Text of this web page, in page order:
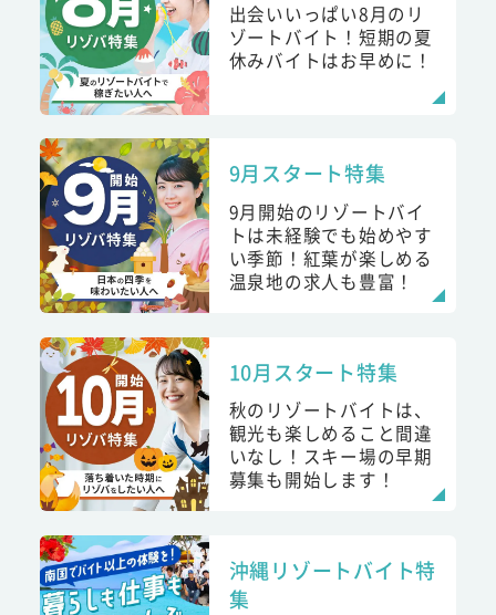
出会いいっぱい8月のリ
ゾートバイト！短期の夏
休みバイトはお早めに！
9月スタート特集
9月開始のリゾートバイ
トは未経験でも始めやす
い季節！紅葉が楽しめる
温泉地の求人も豊富！
10月スタート特集
秋のリゾートバイトは、
観光も楽しめること間違
いなし！スキー場の早期
募集も開始します！
沖縄リゾートバイト特
集